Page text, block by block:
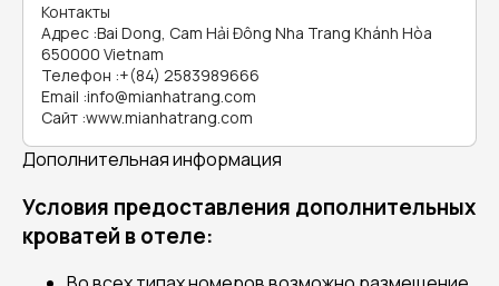
Контакты
Адрес :Bai Dong, Cam Hải Đông Nha Trang Khánh Hòa
650000 Vietnam
Телефон :+(84) 2583989666
Email :info@mianhatrang.com
Сайт :www.mianhatrang.com
Дополнительная информация
Условия предоставления дополнительных
кроватей в отеле: